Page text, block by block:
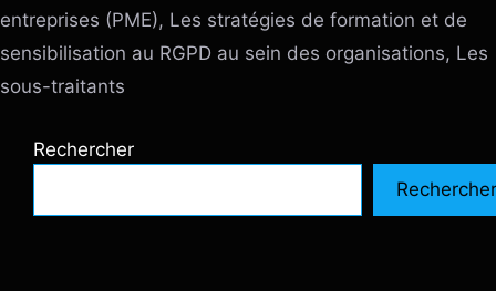
entreprises (PME), Les stratégies de formation et de
sensibilisation au RGPD au sein des organisations, Les
sous-traitants
Rechercher
Rechercher